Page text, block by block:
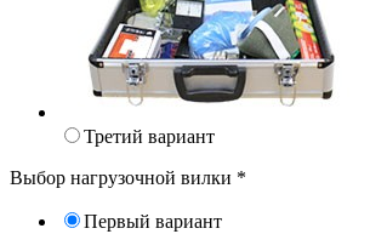
Третий вариант
Выбор нагрузочной вилки *
Первый вариант